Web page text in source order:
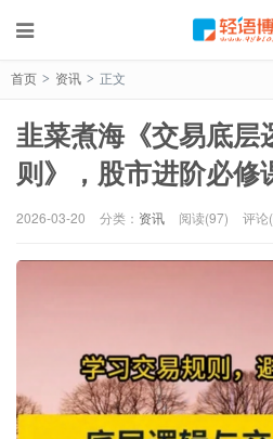
首页 > 资讯 > 正文
韭菜煮海《交易底层
则》，股市进阶必修
2026-03-20 分类： 资讯 阅读(97) 评论